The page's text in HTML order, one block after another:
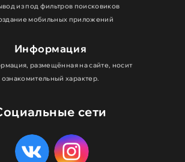
сети
из под фильтров поисковиков
мобильных приложений
Информация
размещённая на сайте, носит
ознакомительный характер.